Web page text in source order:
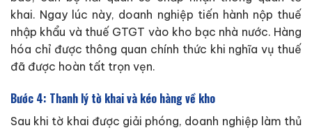
khai. Ngay lúc này, doanh nghiệp tiến hành nộp thuế
nhập khẩu và thuế GTGT vào kho bạc nhà nước. Hàng
hóa chỉ được thông quan chính thức khi nghĩa vụ thuế
đã được hoàn tất trọn vẹn.
Bước 4: Thanh lý tờ khai và kéo hàng về kho
Sau khi tờ khai được giải phóng, doanh nghiệp làm thủ